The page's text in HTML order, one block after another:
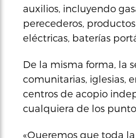
auxilios, incluyendo
perecederos,
eléctricas, baterías
De la misma forma, la
comunitarias, iglesias,
centros de acopio
cualquiera de los
«Queremos que toda